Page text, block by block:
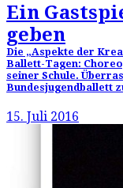
Ein
geben
Die „Aspekte der
Ballett-Tagen:
seiner Schule.
Bundesjugendballett
15. Juli 2016